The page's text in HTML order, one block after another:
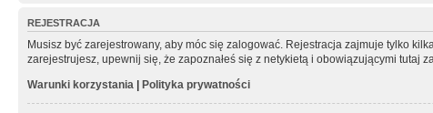
REJESTRACJA
Musisz być zarejestrowany, aby móc się zalogować. Rejestracja zajmuje tylko
zarejestrujesz, upewnij się, że zapoznałeś się z netykietą i obowiązującymi tutaj
Warunki korzystania | Polityka prywatności